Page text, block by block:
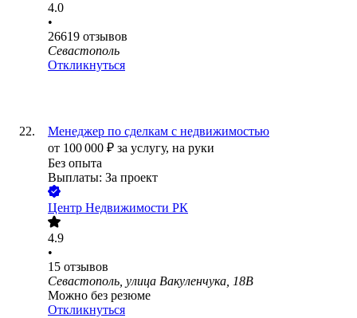
4.0
•
26619 отзывов
Севастополь
Откликнуться
Менеджер по сделкам с недвижимостью
от 100 000 ₽ за услугу, на руки
Без опыта
Выплаты: За проект
Центр Недвижимости РК
4.9
•
15 отзывов
Севастополь, улица Вакуленчука, 18В
Можно без резюме
Откликнуться